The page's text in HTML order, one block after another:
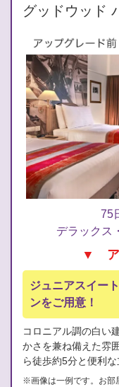
グッドウッド
75
デラックス
▼ ア
ジュニアスイー
ンをご用意！
コロニアル調の白い
かさを兼ね備えた雰
ら徒歩約5分と便利な
※画像は一例です。お部